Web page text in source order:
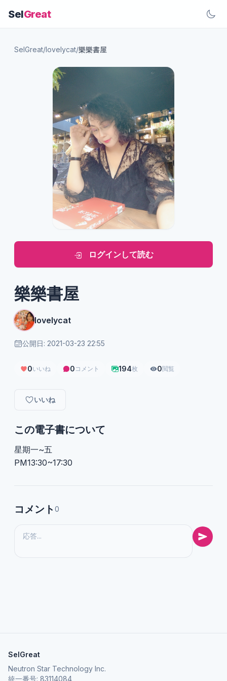
SelGreat
SelGreat/lovelycat/樂樂書屋
ログインして読む
樂樂書屋
lovelycat
公開日: 2021-03-23 22:55
0いいね 0 コメント 194枚 0閲覧
いいね
この電子書について
星期一~五
PM13:30~17:30
コメント 0
SelGreat
Neutron Star Technology Inc.
統一番号: 83114084